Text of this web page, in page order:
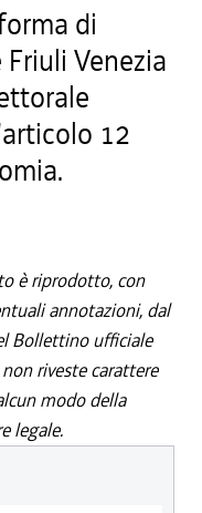
di
Venezia
12
è riprodotto, con
annotazioni, dal
Bollettino ufficiale
riveste carattere
modo della
legale.